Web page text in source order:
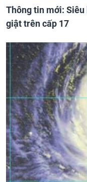
Thông tin mới: Siêu
giật trên cấp 17